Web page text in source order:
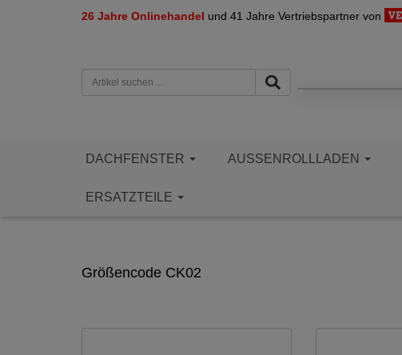
26 Jahre Onlinehandel und 41 Jahre Vertriebspartner von
DACHFENSTER AUSSENROLLLADEN
ERSATZTEILE
Größencode CK02